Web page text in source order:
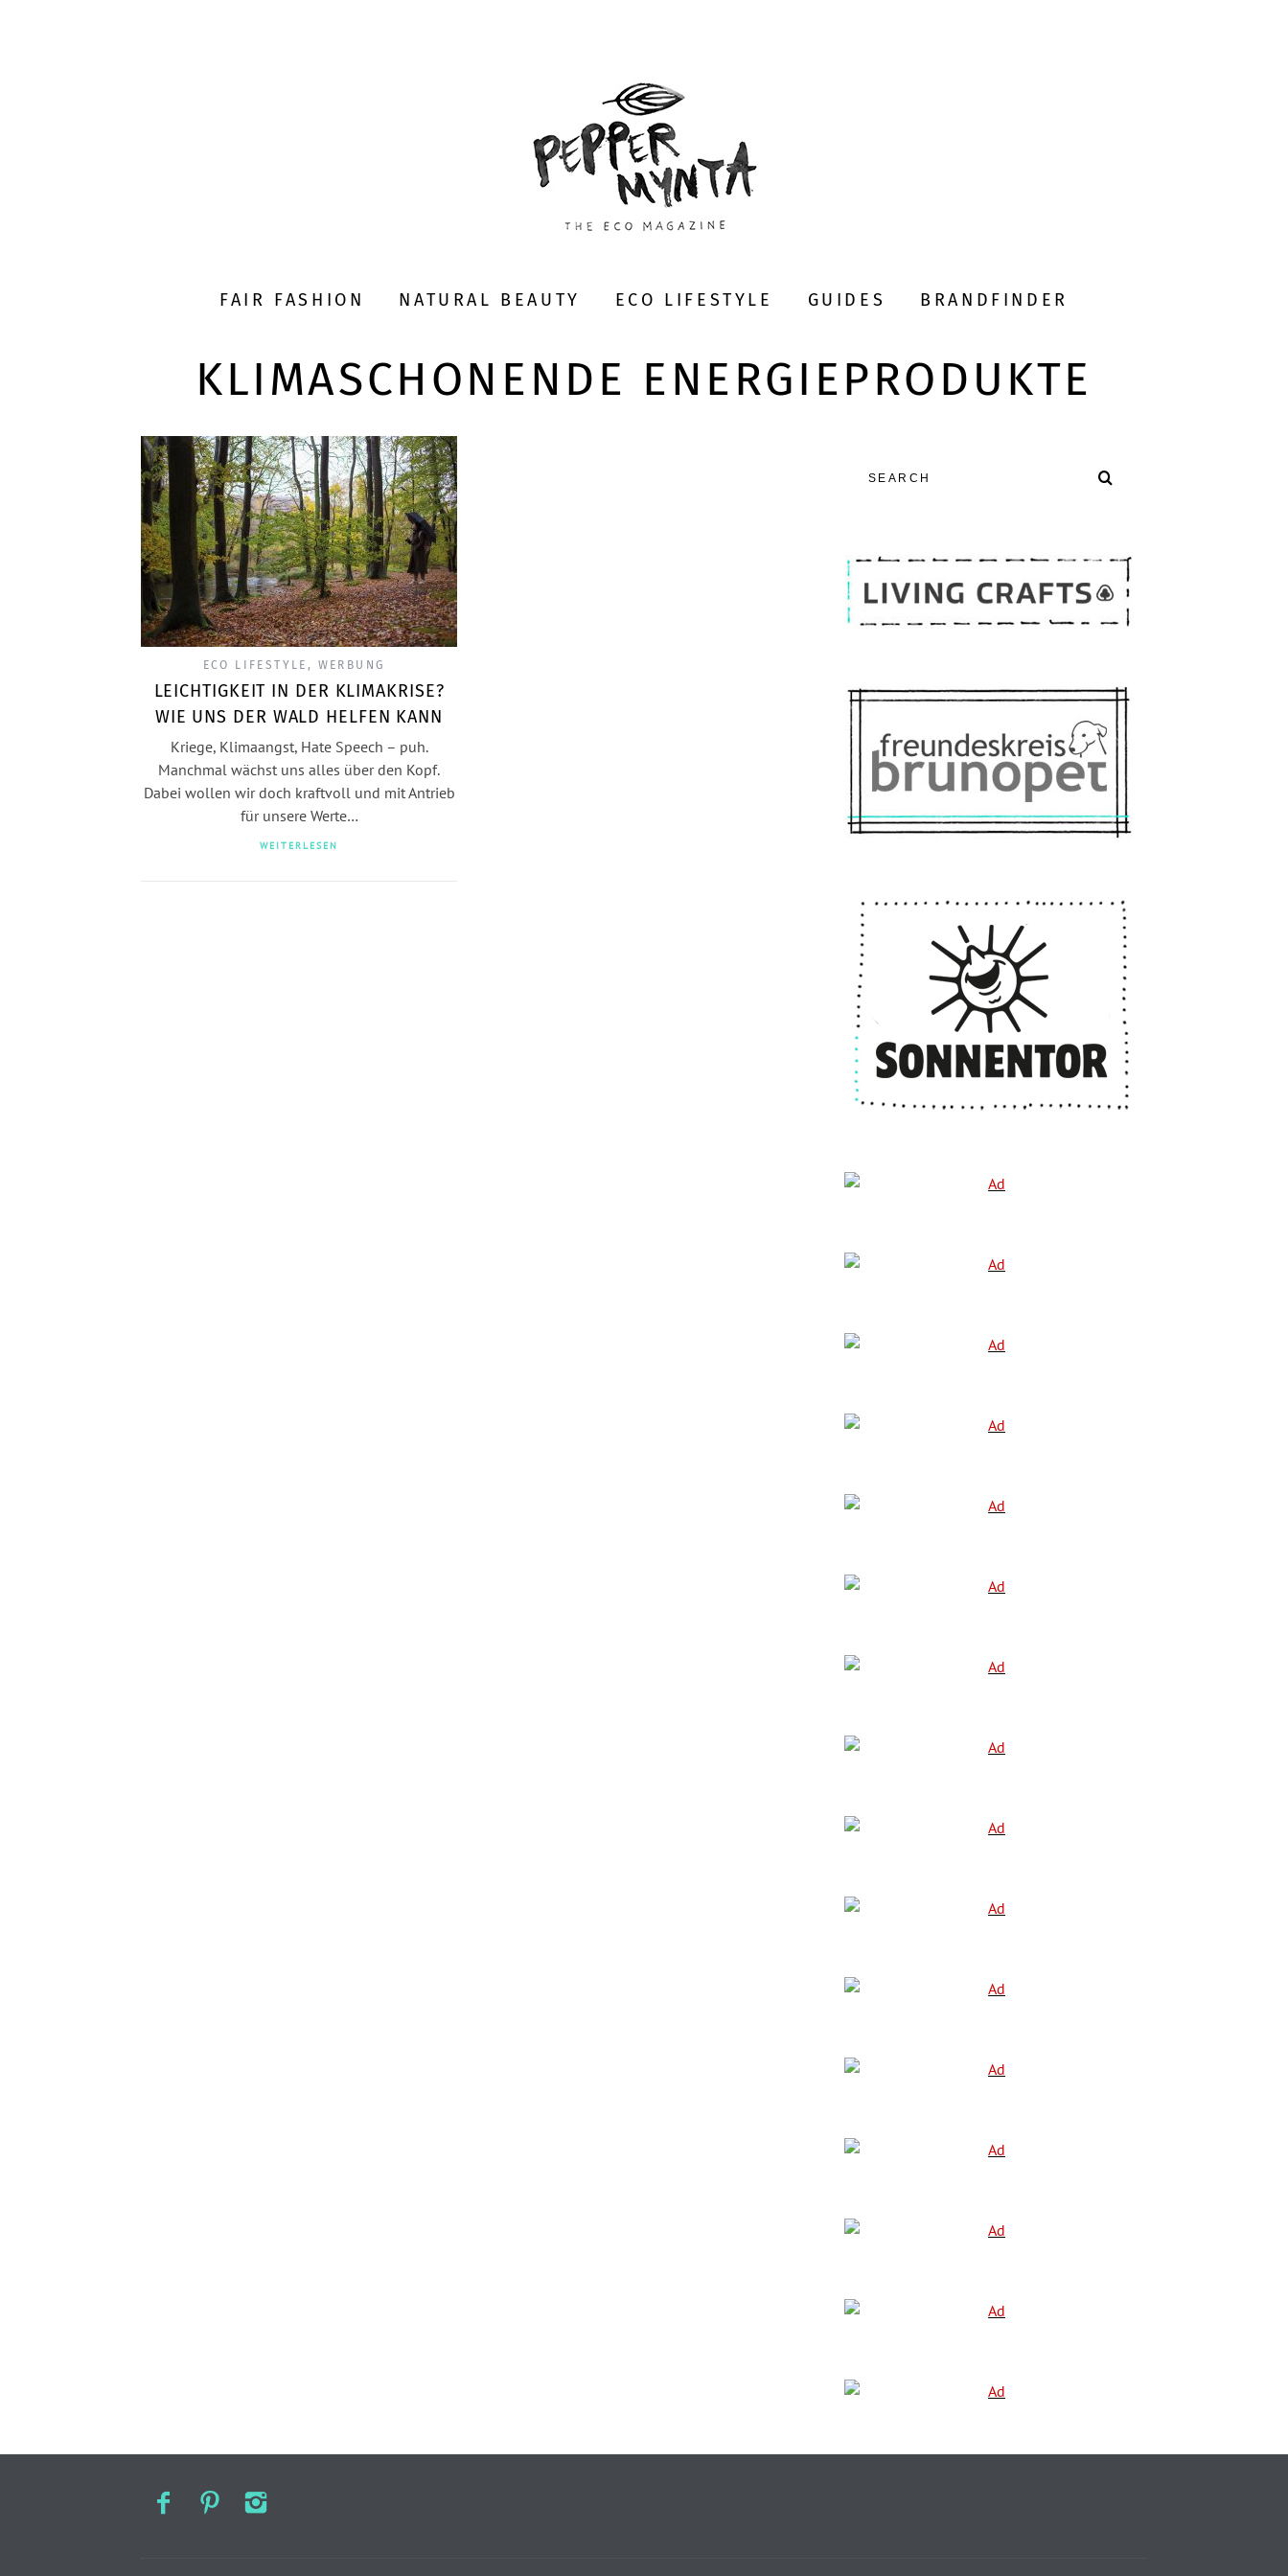
FAIR FASHION NATURAL BEAUTY ECO LIFESTYLE GUIDES BRANDFINDER
KLIMASCHONENDE ENERGIEPRODUKTE
ECO LIFESTYLE , WERBUNG
LEICHTIGKEIT IN DER KLIMAKRISE?
WIE UNS DER WALD HELFEN KANN
Kriege, Klimaangst, Hate Speech – puh.
Manchmal wächst uns alles über den Kopf.
Dabei wollen wir doch kraftvoll und mit Antrieb
für unsere Werte…
WEITERLESEN